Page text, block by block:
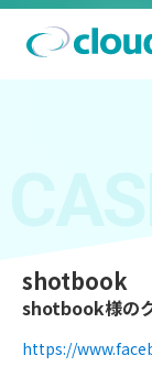
shotbook
shotbook様の
https://